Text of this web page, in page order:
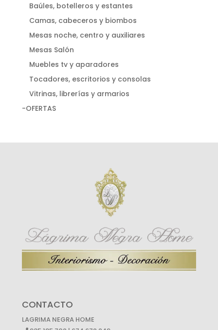
Baúles, botelleros y estantes
Camas, cabeceros y biombos
Mesas noche, centro y auxiliares
Mesas Salón
Muebles tv y aparadores
Tocadores, escritorios y consolas
Vitrinas, librerías y armarios
-OFERTAS
CONTACTO
LAGRIMA NEGRA HOME